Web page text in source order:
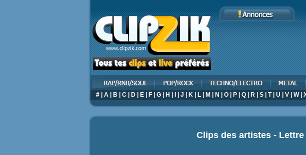
# A B C D E F G H J K L M N O P Q R S T| U V W|
Clips des artistes -